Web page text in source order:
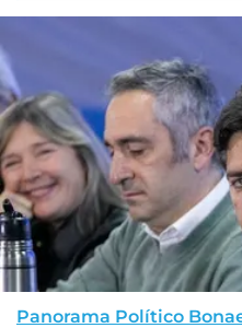
Panorama Político